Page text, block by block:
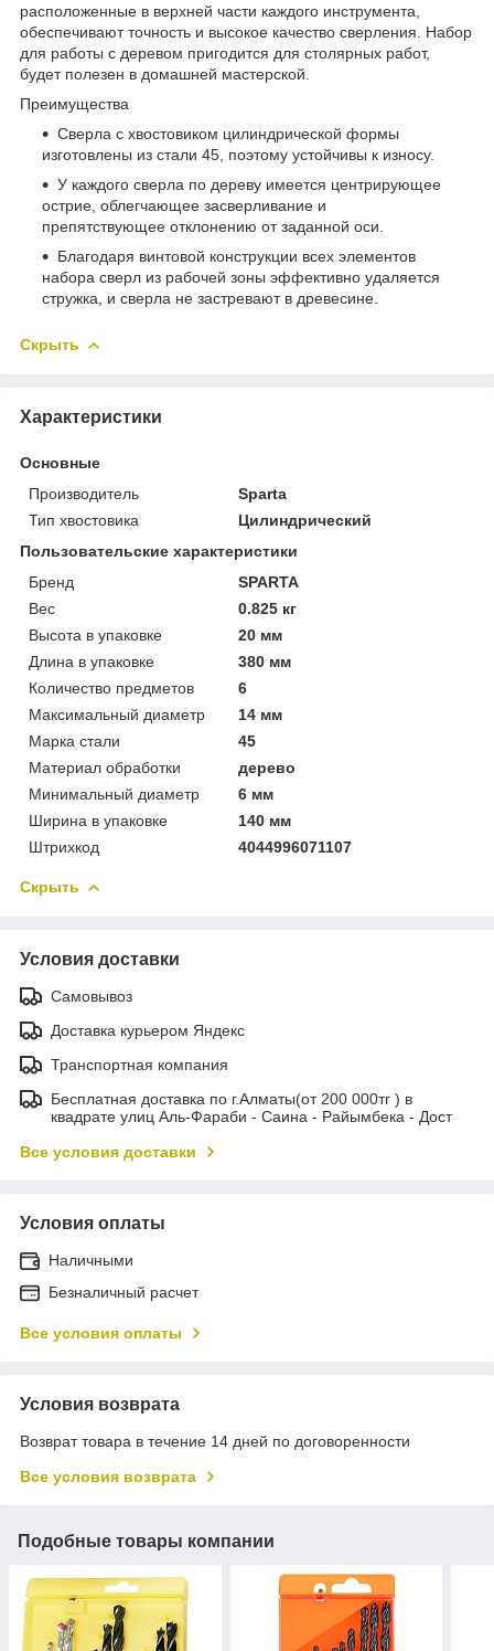
расположенные в верхней части каждого инструмента,
обеспечивают точность и высокое качество сверления. Набор
для работы с деревом пригодится для столярных работ,
будет полезен в домашней мастерской.
Преимущества
Сверла с хвостовиком цилиндрической формы
изготовлены из стали 45, поэтому устойчивы к износу.
У каждого сверла по дереву имеется центрирующее
острие, облегчающее засверливание и
препятствующее отклонению от заданной оси.
Благодаря винтовой конструкции всех элементов
набора сверл из рабочей зоны эффективно удаляется
стружка, и сверла не застревают в древесине.
Скрыть
Характеристики
Основные
Производитель
Sparta
Тип хвостовика
Цилиндрический
Пользовательские характеристики
Бренд
SPARTA
Вес
0.825 кг
Высота в упаковке
20 мм
Длина в упаковке
380 мм
Количество предметов
6
Максимальный диаметр
14 мм
Марка стали
45
Материал обработки
дерево
Минимальный диаметр
6 мм
Ширина в упаковке
140 мм
Штрихкод
4044996071107
Скрыть
Условия доставки
Самовывоз
Доставка курьером Яндекс
Транспортная компания
Бесплатная доставка по г.Алматы(от 200 000тг ) в
квадрате улиц Аль-Фараби - Саина - Райымбека - Дост
Все условия доставки
Условия оплаты
Наличными
Безналичный расчет
Все условия оплаты
Условия возврата
Возврат товара в течение 14 дней по договоренности
Все условия возврата
Подобные товары компании